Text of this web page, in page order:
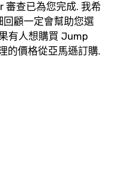
查已為您完成. 我希
顧一定會幫助您選
有人想購買 Jump
的價格從亞馬遜訂購.